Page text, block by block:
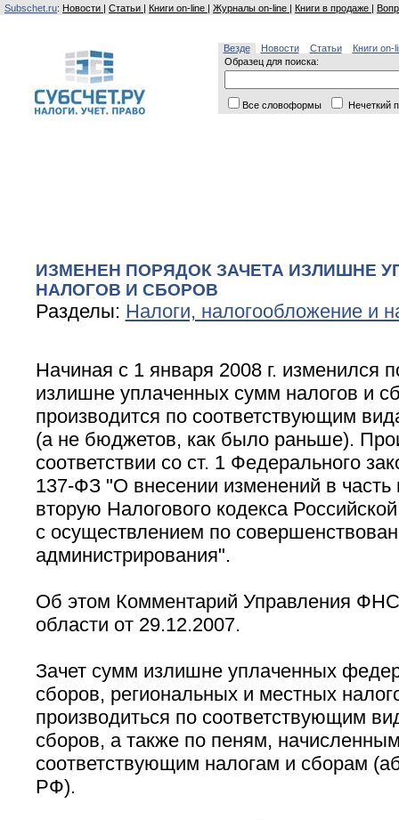
Subschet.ru: Новости | Статьи | Книги on-line | Журналы on-line | Книги в продаже |
Везде Новости Статьи
Книги on-
Образец для поиска:
Все словоформы Нечеткий
ИЗМЕНЕН ПОРЯДОК ЗАЧЕТА ИЗЛИШНЕ
НАЛОГОВ И СБОРОВ
Разделы: Налоги, налогообложение и
Начиная с 1 января 2008 г. изменился
излишне уплаченных сумм налогов и
производится по соответствующим
(а не бюджетов, как было раньше).
соответствии со ст. 1 Федерального
137-ФЗ "О внесении изменений в часть
вторую Налогового кодекса
с осуществлением по
администрирования".
Об этом Комментарий Управления
области от 29.12.2007.
Зачет сумм излишне уплаченных
сборов, региональных и местных
производиться по соответствующим
сборов, а также по пеням,
соответствующим налогам и сборам
РФ).